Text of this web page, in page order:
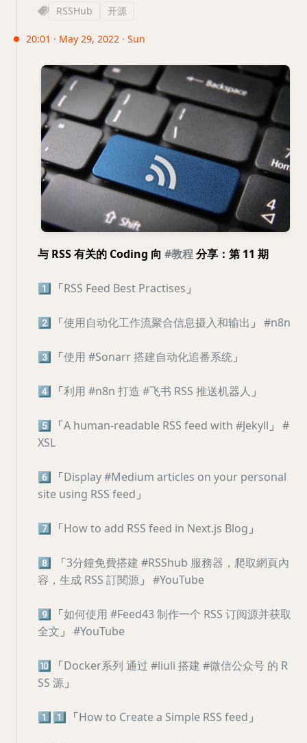
RSSHub 开源
20:01 · May 29, 2022 · Sun
与 RSS 有关的 Coding 向 #教程分享：第 11 期
1️⃣ 「RSS Feed Best Practises 」
2️⃣ 「使用自动化工作流聚合信息摄入和输出 」 #n8n
3️⃣ 「使用 #Sonarr 搭建自动化追番系统 」
4️⃣ 「利用 #n8n 打造 #飞书 RSS 推送机器人 」
5️⃣ 「A human-readable RSS feed with #Jekyll 」 #
XSL
6️⃣ 「Display #Medium articles on your personal
site using RSS feed 」
7️⃣ 「How to add RSS feed in Next.js Blog 」
8️⃣ 「3分鐘免費搭建 #RSShub 服務器，爬取網頁內
容，生成 RSS 訂閱源 」 #YouTube
9️⃣ 「如何使用 #Feed43 制作一个 RSS 订阅源并获取
全文 」 #YouTube
🔟 「Docker系列 通过 #liuli 搭建 #微信公众号 的 R
SS 源 」
1️⃣1️⃣ 「How to Create a Simple RSS feed 」